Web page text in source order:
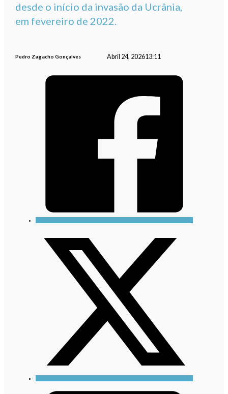
desde o início da invasão da Ucrânia,
em fevereiro de 2022.
Pedro Zagacho Gonçalves Abril 24, 202613:11